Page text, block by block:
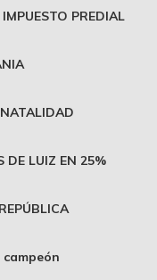
PREDIAL
DE LUIZ EN 25%